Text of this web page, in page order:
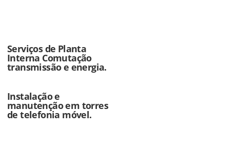
Serviços de Planta
Interna Comutação
transmissão e energia.
Instalação e
manutenção em torres
de telefonia móvel.